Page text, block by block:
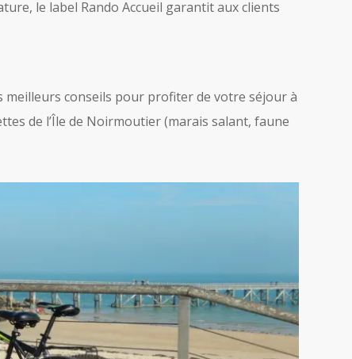
le label Rando Accueil garantit aux clients
meilleurs conseils pour profiter de votre séjour à
de l’Île de Noirmoutier (marais salant, faune